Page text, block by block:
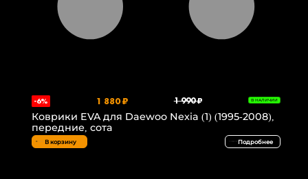
-6% 1 880 ₽ 1 990 ₽ В НАЛИЧИИ
Коврики EVA для Daewoo Nexia (1) (1995-2008),
передние, сота
В корзину Подробнее